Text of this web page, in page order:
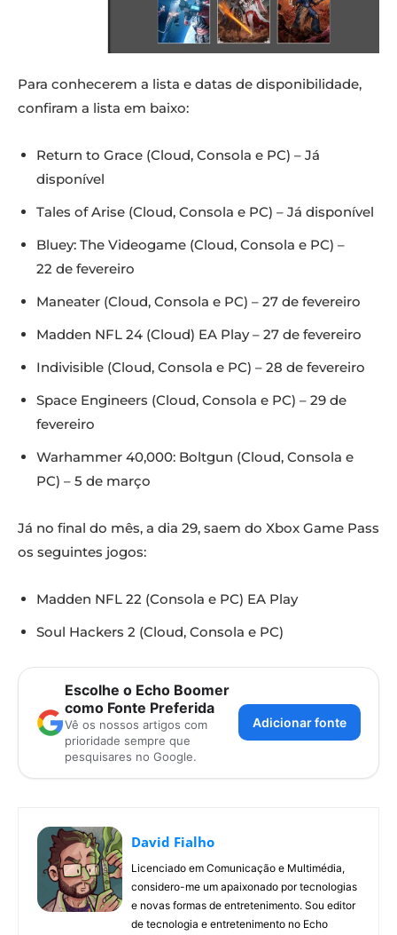
Para conhecerem a lista e datas de disponibilidade,
confiram a lista em baixo:
Return to Grace (Cloud, Consola e PC) – Já
disponível
Tales of Arise (Cloud, Consola e PC) – Já disponível
Bluey: The Videogame (Cloud, Consola e PC) –
22 de fevereiro
Maneater (Cloud, Consola e PC) – 27 de fevereiro
Madden NFL 24 (Cloud) EA Play – 27 de fevereiro
Indivisible (Cloud, Consola e PC) – 28 de fevereiro
Space Engineers (Cloud, Consola e PC) – 29 de
fevereiro
Warhammer 40,000: Boltgun (Cloud, Consola e
PC) – 5 de março
Já no final do mês, a dia 29, saem do Xbox Game Pass
os seguintes jogos:
Madden NFL 22 (Consola e PC) EA Play
Soul Hackers 2 (Cloud, Consola e PC)
Escolhe o Echo Boomer
como Fonte Preferida
Vê os nossos artigos com
prioridade sempre que
pesquisares no Google.
Adicionar fonte
David Fialho
Licenciado em Comunicação e Multimédia,
considero-me um apaixonado por tecnologias
e novas formas de entretenimento. Sou editor
de tecnologia e entretenimento no Echo